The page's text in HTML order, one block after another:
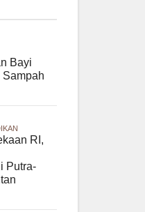
Bayi
Sampah
RI,
Putra-